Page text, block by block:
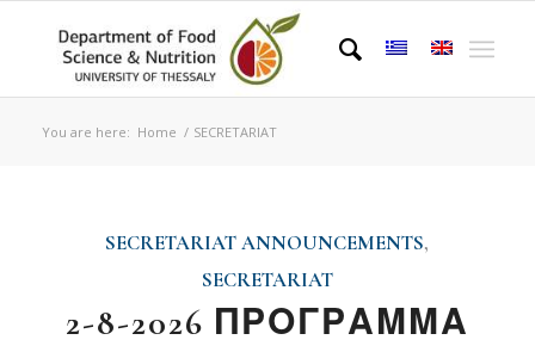
You are here: Home / SECRETARIAT
SECRETARIAT ANNOUNCEMENTS,
SECRETARIAT
2-8-2026 ΠΡΟΓΡΑΜΜΑ